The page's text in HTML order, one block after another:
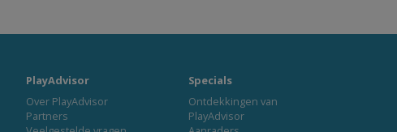
PlayAdvisor
Over PlayAdvisor
Partners
Specials
Ontdekkingen van
PlayAdvisor